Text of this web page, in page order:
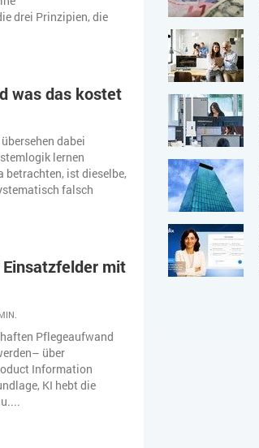
drei Prinzipien, die
was das kostet
dabei
lernen
betrachten, ist dieselbe,
falsch
mit
Pflegeaufwand
über
Information
KI hebt die